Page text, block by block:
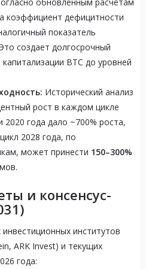
коэффициент дефицитности
показатель
создает долгосрочный
BTC до уровней
Исторический анализ
рост в каждом цикле
2020 года дало ~700% роста,
2028 года, по
может принести 150–300%
и консенсус-
институтов
ARK Invest) и текущих
года: